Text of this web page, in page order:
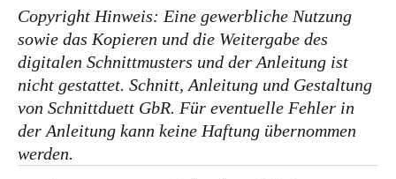
Copyright Hinweis: Eine gewerbliche Nutzung
sowie das Kopieren und die Weitergabe des
digitalen Schnittmusters und der Anleitung ist
nicht gestattet. Schnitt, Anleitung und Gestaltung
von Schnittduett GbR. Für eventuelle Fehler in
der Anleitung kann keine Haftung übernommen
werden.